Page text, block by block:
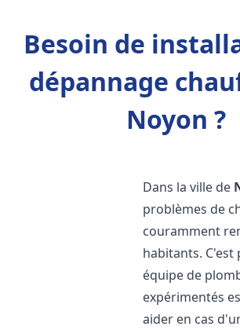
Besoin de
dépannage
Noyon ?
Dans la ville de
problèmes de
couramment
habitants.
équipe de
expérimentés
aider en cas